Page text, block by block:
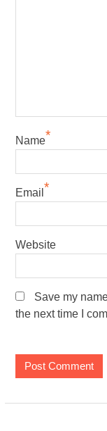
Name*
Email *
Website
Save my
the next time I